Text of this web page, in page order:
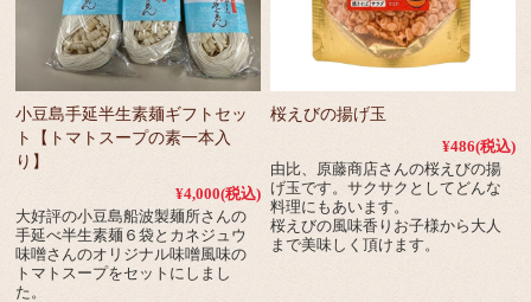
小豆島手延半生素麺ギフトセッ
ト【トマトスープの素一本入
り】
¥4,000(税込)
大好評の小豆島船波製麺所さんの
手延べ半生素麺６袋とカネジュウ
味噌さんのオリジナル味噌風味の
トマトスープをセットにしまし
た。
桜えびの揚げ玉
¥486(税込)
由比、原藤商店さんの桜えびの揚
げ玉です。サクサクとしてどんな
料理にもあいます。
桜えびの風味香りお子様から大人
まで美味しく頂けます。